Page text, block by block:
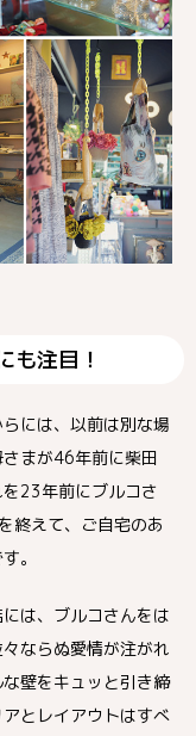
も注目！
には、以前は別な場
まが46年前に柴田
23年前にブルコさ
終えて、ご自宅のあ
。
は、ブルコさんをは
ならぬ愛情が注がれ
壁をキュッと引き締
とレイアウトはすべ